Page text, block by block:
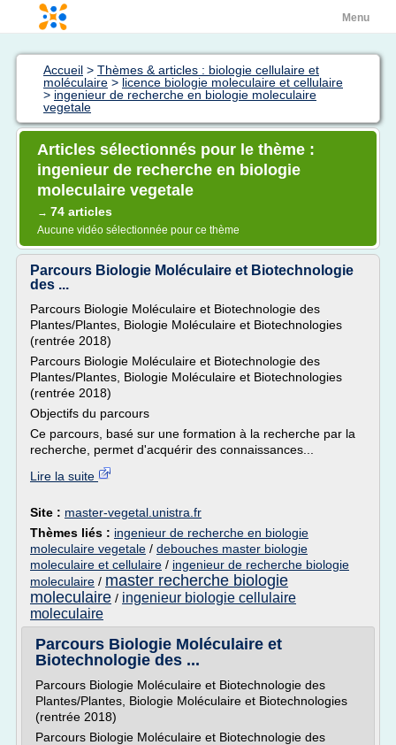
Menu
Accueil > Thèmes & articles : biologie cellulaire et
moléculaire > licence biologie moleculaire et cellulaire
> ingenieur de recherche en biologie moleculaire
vegetale
Articles sélectionnés pour le thème :
ingenieur de recherche en biologie
moleculaire vegetale
→ 74 articles
Aucune vidéo sélectionnée pour ce thème
Parcours Biologie Moléculaire et Biotechnologie
des ...
Parcours Biologie Moléculaire et Biotechnologie des
Plantes/Plantes, Biologie Moléculaire et Biotechnologies
(rentrée 2018)
Parcours Biologie Moléculaire et Biotechnologie des
Plantes/Plantes, Biologie Moléculaire et Biotechnologies
(rentrée 2018)
Objectifs du parcours
Ce parcours, basé sur une formation à la recherche par la
recherche, permet d'acquérir des connaissances...
Lire la suite
Site : master-vegetal.unistra.fr
Thèmes liés : ingenieur de recherche en biologie
moleculaire vegetale / debouches master biologie
moleculaire et cellulaire / ingenieur de recherche biologie
moleculaire / master recherche biologie
moleculaire / ingenieur biologie cellulaire
moleculaire
Parcours Biologie Moléculaire et
Biotechnologie des ...
Parcours Biologie Moléculaire et Biotechnologie des
Plantes/Plantes, Biologie Moléculaire et Biotechnologies
(rentrée 2018)
Parcours Biologie Moléculaire et Biotechnologie des